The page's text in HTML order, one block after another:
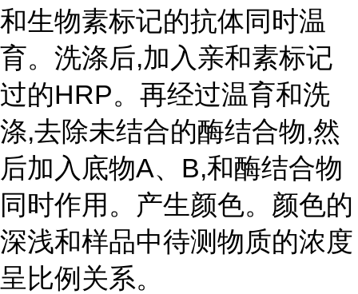
和生物素标记的抗体同时温
育。洗涤后,加入亲和素标记
过的HRP。再经过温育和洗
涤,去除未结合的酶结合物,然
后加入底物A、B,和酶结合物
同时作用。产生颜色。颜色的
深浅和样品中待测物质的浓度
呈比例关系。